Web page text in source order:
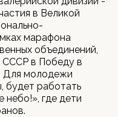
в Великой
марафона
объединений,
СССР в Победу в
Для молодежи
будет работать
где дети